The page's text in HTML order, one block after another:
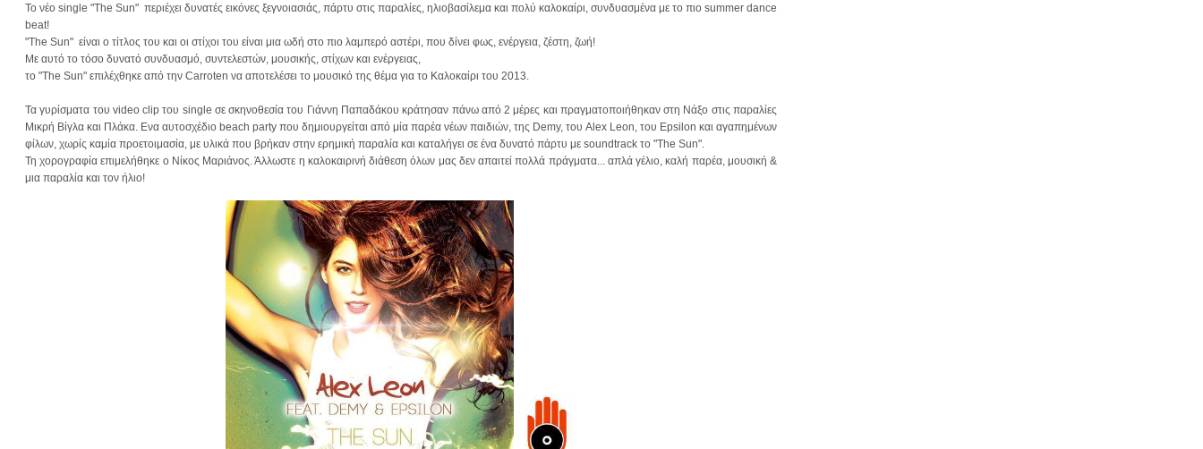
Το νέο single "The Sun" περιέχει δυνατές εικόνες ξεγνοιασιάς, πάρτυ στις παραλίες, ηλιοβασίλεμα και πολύ καλοκαίρι, συνδυασμένα με το πιο summer dance
beat!
"The Sun" είναι ο τίτλος του και οι στίχοι του είναι μια ωδή στο πιο λαμπερό αστέρι, που δίνει φως, ενέργεια, ζέστη, ζωή!
Με αυτό το τόσο δυνατό συνδυασμό, συντελεστών, μουσικής, στίχων και ενέργειας,
το "The Sun" επιλέχθηκε από την Carroten να αποτελέσει το μουσικό της θέμα για το Kαλοκαίρι του 2013.
Τα γυρίσματα του video clip του single σε σκηνοθεσία του Γιάννη Παπαδάκου κράτησαν πάνω από 2 μέρες και πραγματοποιήθηκαν στη Νάξο στις παραλίες
Μικρή Βίγλα και Πλάκα. Ενα αυτοσχέδιο beach party που δημιουργείται από μία παρέα νέων παιδιών, της Demy, του Alex Leon, του Epsilon και αγαπημένων
φίλων, χωρίς καμία προετοιμασία, με υλικά που βρήκαν στην ερημική παραλία και καταλήγει σε ένα δυνατό πάρτυ με soundtrack το "The Sun".
Τη χορογραφία επιμελήθηκε ο Νίκος Μαριάνος. Άλλωστε η καλοκαιρινή διάθεση όλων μας δεν απαιτεί πολλά πράγματα... απλά γέλιο, καλή παρέα, μουσική &
μια παραλία και τον ήλιο!